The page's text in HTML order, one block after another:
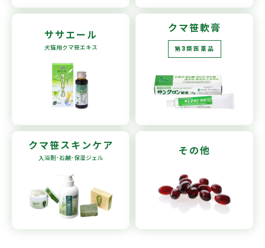
ササエール
犬猫用クマ笹エキス
クマ笹軟膏
第3類医薬品
クマ笹スキンケア
入浴剤･石鹸･保湿ジェル
その他